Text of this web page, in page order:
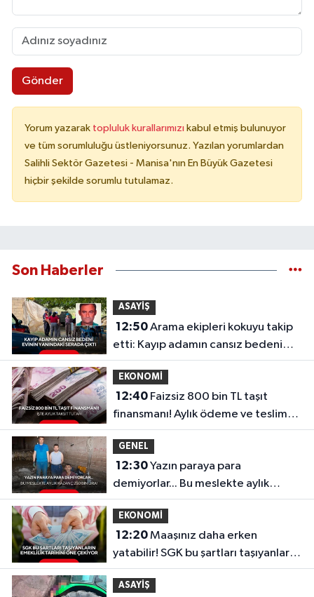
Gönder
Yorum yazarak topluluk kurallarımızı kabul etmiş bulunuyor
ve tüm sorumluluğu üstleniyorsunuz. Yazılan yorumlardan
Salihli Sektör Gazetesi - Manisa'nın En Büyük Gazetesi
hiçbir şekilde sorumlu tutulamaz.
Son Haberler
ASAYİŞ
12:50Arama ekipleri kokuyu takip
etti: Kayıp adamın cansız bedeni
evinin yanındaki serada çıktı...
EKONOMİ
12:40Faizsiz 800 bin TL taşıt
finansmanı! Aylık ödeme ve teslim
tarihi belli oldu
GENEL
12:30Yazın paraya para
demiyorlar... Bu meslekte aylık
kazanç 250 bin lira!
EKONOMİ
12:20Maaşınız daha erken
yatabilir! SGK bu şartları taşıyanların
emeklilik tarihini öne çekiyor
ASAYİŞ